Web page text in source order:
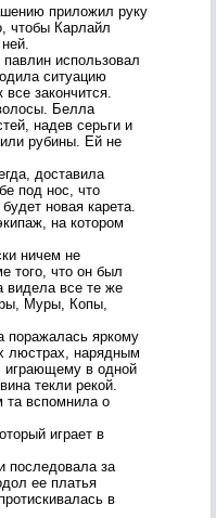
приложил руку
чтобы Карлайл
использовал
ситуацию
закончится.
Белла
надев серьги и
рубины. Ей не
доставила
под нос, что
новая карета.
на котором
ничем не
того, что он был
видела все те же
Муры, Копы,
поражалась яркому
люстрах, нарядным
играющему в одной
текли рекой.
вспомнила о
играет в
последовала за
ее платья
в